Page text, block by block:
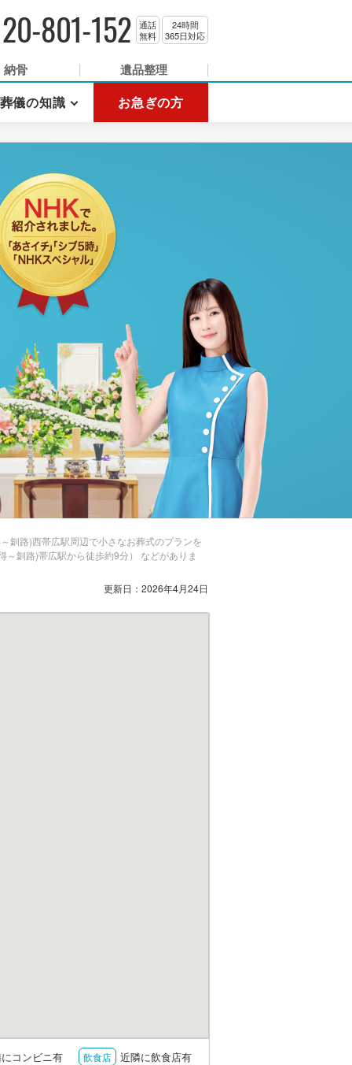
801-152
通話
無料
24時間
365日対応
納骨 遺品整理
葬儀の知識 お急ぎの方
釧路)西帯広駅周辺で小さなお葬式のプランを
～釧路)帯広駅から徒歩約9分） などがありま
更新日：2026年4月24日
コンビニ有 飲食店 近隣に飲食店有